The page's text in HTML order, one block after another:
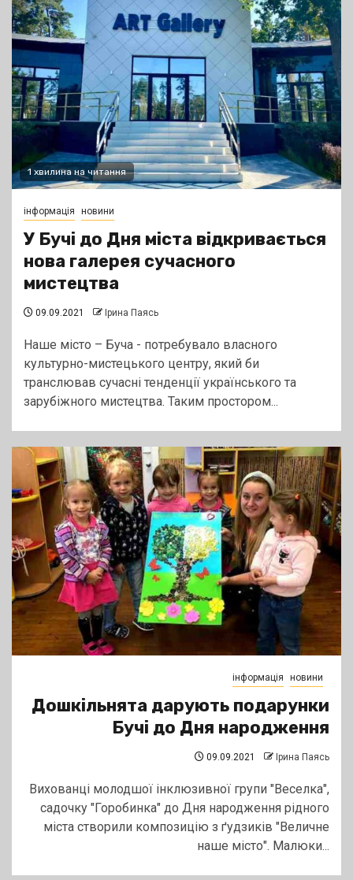
1 хвилина на читання
інформація новини
У Бучі до Дня міста відкривається
нова галерея сучасного
мистецтва
09.09.2021 Ірина Паясь
Наше місто – Буча - потребувало власного
культурно-мистецького центру, який би
транслював сучасні тенденції українського та
зарубіжного мистецтва. Таким простором...
інформація новини
Дошкільнята дарують подарунки
Бучі до Дня народження
09.09.2021 Ірина Паясь
Вихованці молодшої інклюзивної групи "Веселка",
садочку "Горобинка" до Дня народження рідного
міста створили композицію з ґудзиків "Величне
наше місто". Малюки...